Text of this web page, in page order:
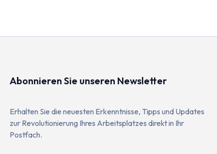
Abonnieren Sie unseren Newsletter
Erhalten Sie die neuesten Erkenntnisse, Tipps und Updates
zur Revolutionierung Ihres Arbeitsplatzes direkt in Ihr
Postfach.